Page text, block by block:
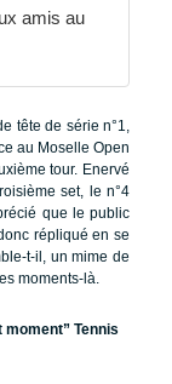
amis au
tête de série n°1,
au Moselle Open
tour. Enervé
set, le n°4
que le public
répliqué en se
t-il, un mime de
moments-là.
Tennis